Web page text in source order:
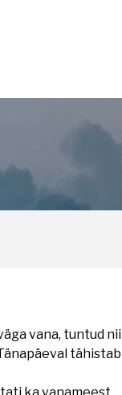
vana, tuntud nii
tähistab